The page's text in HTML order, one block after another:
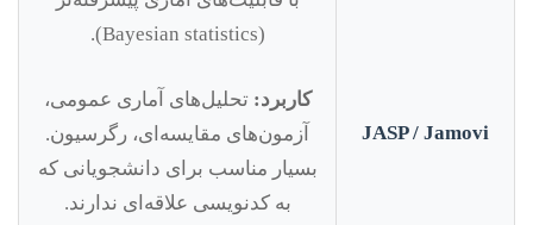
JASP / Jamovi
(Bayesian statistics).
کاربرد: تحلیل‌های آماری عمومی،
آزمون‌های مقایسه‌ای، رگرسیون.
بسیار مناسب برای دانشجویانی که
به کدنویسی علاقه‌ای ندارند.